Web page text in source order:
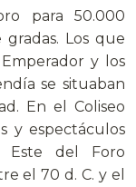
para 50.000
Los que
y los
se situaban
En el Coliseo
y espectáculos
Este del Foro
el 70 d. C. y el